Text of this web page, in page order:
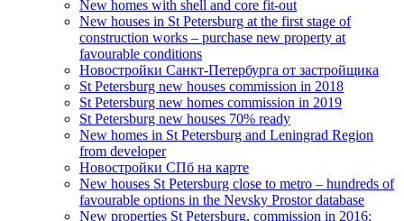
New homes with shell and core fit-out
New houses in St Petersburg at the first stage of
construction works – purchase new property at
favourable conditions
Новостройки Санкт-Петербурга от застройщика
St Petersburg new houses commission in 2018
St Petersburg new homes commission in 2019
St Petersburg new houses 70% ready
New homes in St Petersburg and Leningrad Region
from developer
Новостройки СПб на карте
New houses St Petersburg close to metro – hundreds of
favourable options in the Nevsky Prostor database
New properties St Petersburg, commission in 2016: